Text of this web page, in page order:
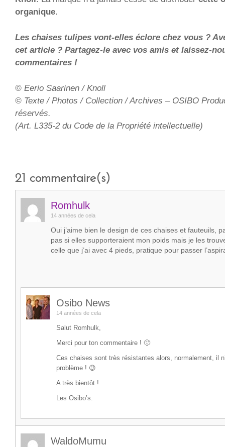
organique.
Les chaises tulipes vont-elles éclore chez vous ?
cet article ? Partagez-le avec vos amis et laissez-
commentaires !
© Eerio Saarinen / Knoll
© Texte / Photos / Collection / Archives – OSIBO
réservés.
(Art. L335-2 du Code de la Propriété intellectuelle)
21 commentaire(s)
Romhulk
14 années de cela
Oui j’aime bien le design de ces chaises et fauteuils,
pas si elles supporteraient mon poids mais je les
celle que j’ai avec 4 pieds, pratique pour passer
Osibo News
14 années de cela
Salut Romhulk,
Merci pour ton commentaire ! 🙂
Ces chaises sont très résistantes alors, normalement, il
problème ! 😉
A très bientôt !
Les Osibo’s.
WaldoMumu